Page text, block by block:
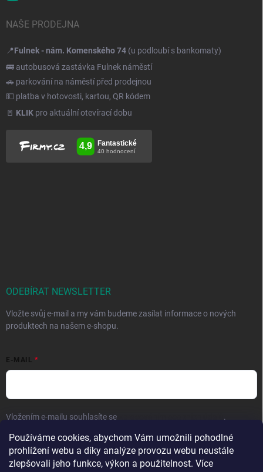
Používáme cookies, abychom Vám umožnili pohodlné
prohlížení webu a díky analýze provozu webu neustále
zlepšovali jeho funkce, výkon a použitelnost. Více
NAŠE PRODEJNA
📍Fulnek - nám. Komenského 74 (u podloubí s bankomaty)
🚌 autobusová zastávka Fulnek náměstí
🚗 parkování na náměstí před prodejnou
💵 platba v hotovosti, kartou, QR kódem
🚪 KLIK pro aktuální otevírací dobu
ODEBÍRAT NEWSLETTER
Vložte svůj e-mail a my vám budeme zasílat informace o nových
produktech na našem e-shopu.
E-MAIL
Vložením e-mailu souhlasíte se .
Přihlásit se